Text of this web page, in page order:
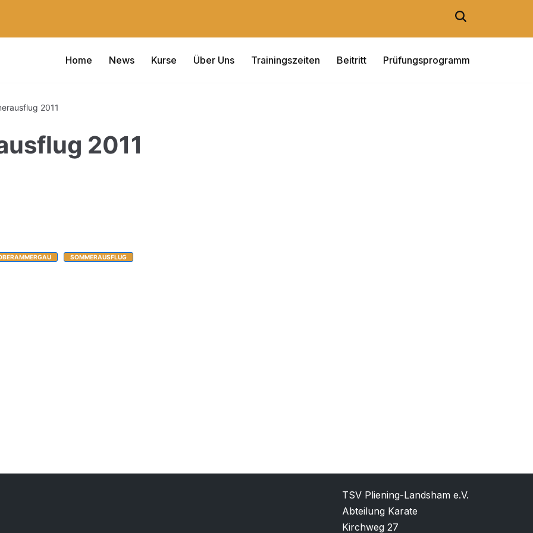
Home News Kurse Über Uns Trainingszeiten Beitritt Prüfungsprogramm
2011
2011
SOMMERAUSFLUG
TSV Pliening-Landsham e.V.
Abteilung Karate
Kirchweg 27